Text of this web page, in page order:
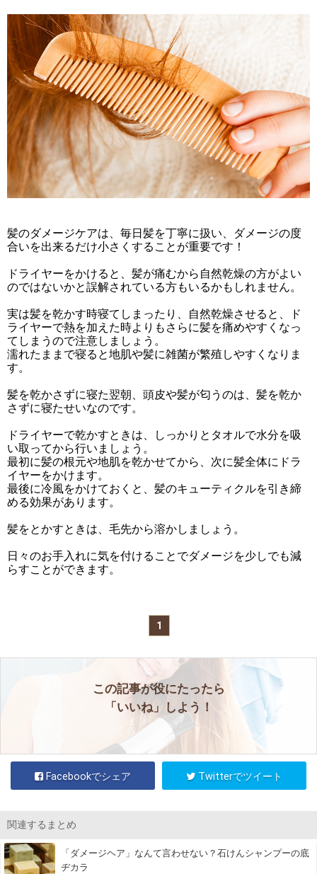
髪のダメージケアは、毎日髪を丁寧に扱い、ダメージの度
合いを出来るだけ小さくすることが重要です！
ドライヤーをかけると、髪が痛むから自然乾燥の方がよい
のではないかと誤解されている方もいるかもしれません。
実は髪を乾かす時寝てしまったり、自然乾燥させると、ド
ライヤーで熱を加えた時よりもさらに髪を痛めやすくなっ
てしまうので注意しましょう。
濡れたままで寝ると地肌や髪に雑菌が繁殖しやすくなりま
す。
髪を乾かさずに寝た翌朝、頭皮や髪が匂うのは、髪を乾か
さずに寝たせいなのです。
ドライヤーで乾かすときは、しっかりとタオルで水分を吸
い取ってから行いましょう。
最初に髪の根元や地肌を乾かせてから、次に髪全体にドラ
イヤーをかけます。
最後に冷風をかけておくと、髪のキューティクルを引き締
める効果があります。
髪をとかすときは、毛先から溶かしましょう。
日々のお手入れに気を付けることでダメージを少しでも減
らすことができます。
1
この記事が役にたったら
「いいね」しよう！
Twitterでツイート
Facebookでシェア
関連するまとめ
「ダメージヘア」なんて言わせない？石けんシャンプーの底
ヂカラ